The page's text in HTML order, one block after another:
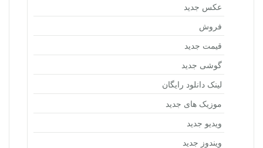
عکس جدید
فروش
قیمت جدید
گوشی جدید
لینک دانلود رایگان
موزیک های جدید
ویدیو جدید
ویندوز جدید